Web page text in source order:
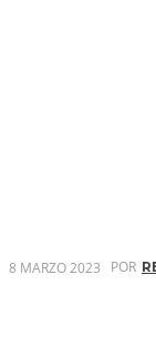
8 MARZO 2023 POR